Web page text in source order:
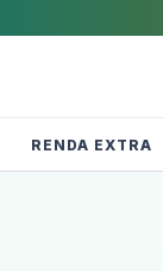
RENDA EXTRA